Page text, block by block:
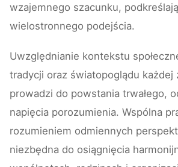
wzajemnego szacunku,
wielostronnego podejścia.
Uwzględnianie kontekstu
tradycji oraz światopoglądu każdej
prowadzi do powstania trwałego,
napięcia porozumienia. Wspólna
rozumieniem odmiennych
niezbędna do osiągnięcia